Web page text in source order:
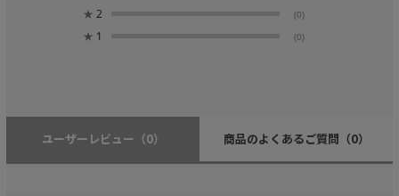
★ 2 (0)
★ 1 (0)
ユーザーレビュー （0） 商品のよくあるご質問 （0）